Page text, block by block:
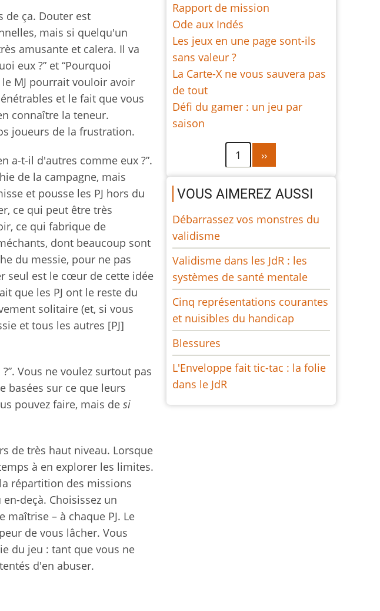
de ça. Douter est
mais si quelqu'un
amusante et calera. Il va
eux ?” et “Pourquoi
MJ pourrait vouloir avoir
et le fait que vous
connaître la teneur.
joueurs de la frustration.
a-t-il d'autres comme eux ?”.
de la campagne, mais
et pousse les PJ hors du
ce qui peut être très
ce qui fabrique de
dont beaucoup sont
du messie, pour ne pas
seul est le cœur de cette idée
que les PJ ont le reste du
solitaire (et, si vous
et tous les autres [PJ]
Vous ne voulez surtout pas
basées sur ce que leurs
pouvez faire, mais de si
de très haut niveau. Lorsque
à en explorer les limites.
répartition des missions
deçà. Choisissez un
– à chaque PJ. Le
de vous lâcher. Vous
du jeu : tant que vous ne
d'en abuser.
Rapport de mission
Ode aux Indés
Les jeux en une page sont-ils
sans valeur ?
La Carte-X ne vous sauvera pas
de tout
Défi du gamer : un jeu par
saison
Pagination1
Page
suivante
››
VOUS AIMEREZ AUSSI
Débarrassez vos monstres du
validisme
Validisme dans les JdR : les
systèmes de santé mentale
Cinq représentations courantes
et nuisibles du handicap
Blessures
L'Enveloppe fait tic-tac : la folie
dans le JdR